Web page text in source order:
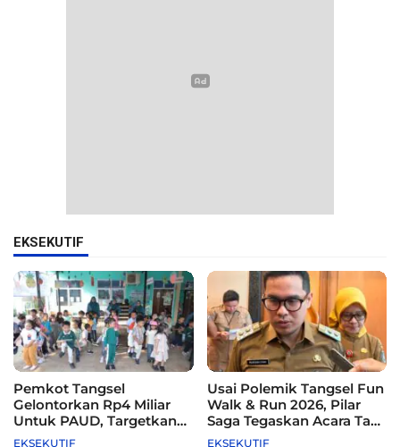
EKSEKUTIF
Pemkot Tangsel
Gelontorkan Rp4 Miliar
Untuk PAUD, Targetkan
115 Sekolah
EKSEKUTIF
Usai Polemik Tangsel Fun
Walk & Run 2026, Pilar
Saga Tegaskan Acara Tak
Difasilitasi Pemkot
EKSEKUTIF